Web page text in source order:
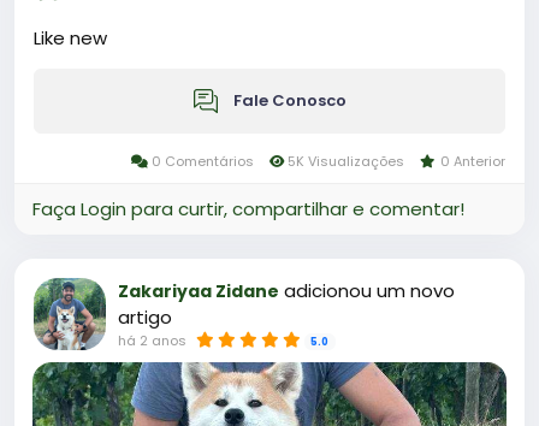
Like new
Fale Conosco
0 Comentários 5K Visualizações 0 Anterior
Faça Login para curtir, compartilhar e comentar!
Zakariyaa Zidane adicionou um novo
artigo
há 2 anos 5.0